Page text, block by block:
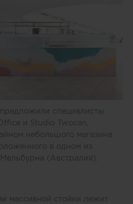
специалисты
и Studio Twocan,
небольшого магазина
в одном из
(Австралия).
массивной стойки лежит